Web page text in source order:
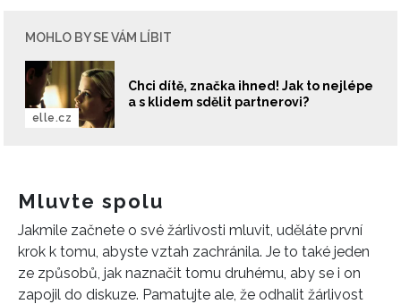
MOHLO BY SE VÁM LÍBIT
Chci dítě, značka ihned! Jak to nejlépe
a s klidem sdělit partnerovi?
elle.cz
Mluvte spolu
Jakmile začnete o své žárlivosti mluvit, uděláte první
krok k tomu, abyste vztah zachránila. Je to také jeden
ze způsobů, jak naznačit tomu druhému, aby se i on
zapojil do diskuze. Pamatujte ale, že odhalit žárlivost